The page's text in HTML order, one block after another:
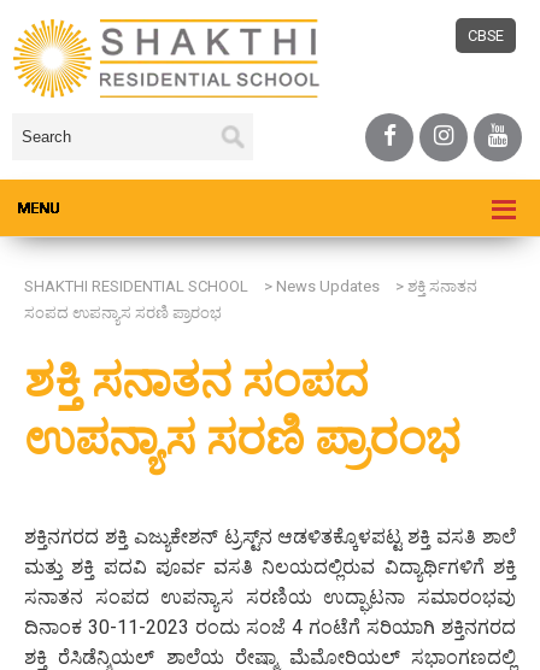
CBSE
SHAKTHI RESIDENTIAL SCHOOL > News Updates > ಶಕ್ತಿ ಸನಾತನ
ಸಂಪದ ಉಪನ್ಯಾಸ ಸರಣಿ ಪ್ರಾರಂಭ
ಶಕ್ತಿ ಸನಾತನ ಸಂಪದ
ಉಪನ್ಯಾಸ ಸರಣಿ ಪ್ರಾರಂಭ
ಶಕ್ತಿನಗರದ ಶಕ್ತಿ ಎಜ್ಯುಕೇಶನ್ ಟ್ರಸ್ಟ್‌ನ ಆಡಳಿತಕ್ಕೊಳಪಟ್ಟ ಶಕ್ತಿ ವಸತಿ ಶಾಲೆ
ಮತ್ತು ಶಕ್ತಿ ಪದವಿ ಪೂರ್ವ ವಸತಿ ನಿಲಯದಲ್ಲಿರುವ ವಿದ್ಯಾರ್ಥಿಗಳಿಗೆ ಶಕ್ತಿ
ಸನಾತನ ಸಂಪದ ಉಪನ್ಯಾಸ ಸರಣಿಯ ಉದ್ಘಾಟನಾ ಸಮಾರಂಭವು
ದಿನಾಂಕ 30-11-2023 ರಂದು ಸಂಜೆ 4 ಗಂಟೆಗೆ ಸರಿಯಾಗಿ ಶಕ್ತಿನಗರದ
ಶಕ್ತಿ ರೆಸಿಡೆನ್ಶಿಯಲ್ ಶಾಲೆಯ ರೇಷ್ಮಾ ಮೆಮೋರಿಯಲ್ ಸಭಾಂಗಣದಲ್ಲಿ